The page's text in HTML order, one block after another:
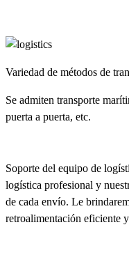
Variedad de métodos de
Se admiten transporte
puerta a puerta, etc.
Soporte del equipo de
logística profesional y
de cada envío. Le
retroalimentación eficiente